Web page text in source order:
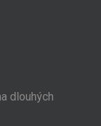
dlouhých